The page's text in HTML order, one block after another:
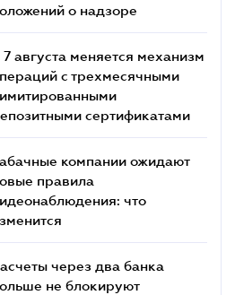
о надзоре
7 августа меняется механизм
с трехмесячными
сертификатами
компании ожидают
правила
что
через два банка
не блокируют